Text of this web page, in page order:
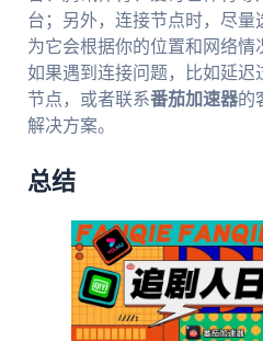
台；另外，连接节点时，尽量
为它会根据你的位置和网络情
如果遇到连接问题，比如延迟
节点，或者联系番茄加速器的
解决方案。
总结